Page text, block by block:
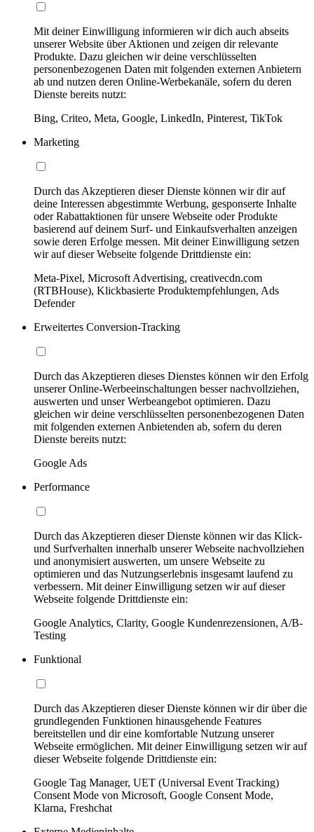
Mit deiner Einwilligung informieren wir dich auch abseits
unserer Website über Aktionen und zeigen dir relevante
Produkte. Dazu gleichen wir deine verschlüsselten
personenbezogenen Daten mit folgenden externen Anbietern
ab und nutzen deren Online-Werbekanäle, sofern du deren
Dienste bereits nutzt:
Bing, Criteo, Meta, Google, LinkedIn, Pinterest, TikTok
Marketing
Durch das Akzeptieren dieser Dienste können wir dir auf
deine Interessen abgestimmte Werbung, gesponserte Inhalte
oder Rabattaktionen für unsere Webseite oder Produkte
basierend auf deinem Surf- und Einkaufsverhalten anzeigen
sowie deren Erfolge messen. Mit deiner Einwilligung setzen
wir auf dieser Webseite folgende Drittdienste ein:
Meta-Pixel, Microsoft Advertising, creativecdn.com
(RTBHouse), Klickbasierte Produktempfehlungen, Ads
Defender
Erweitertes Conversion-Tracking
Durch das Akzeptieren dieses Dienstes können wir den Erfolg
unserer Online-Werbeeinschaltungen besser nachvollziehen,
auswerten und unser Werbeangebot optimieren. Dazu
gleichen wir deine verschlüsselten personenbezogenen Daten
mit folgenden externen Anbietenden ab, sofern du deren
Dienste bereits nutzt:
Google Ads
Performance
Durch das Akzeptieren dieser Dienste können wir das Klick-
und Surfverhalten innerhalb unserer Webseite nachvollziehen
und anonymisiert auswerten, um unsere Webseite zu
optimieren und das Nutzungserlebnis insgesamt laufend zu
verbessern. Mit deiner Einwilligung setzen wir auf dieser
Webseite folgende Drittdienste ein:
Google Analytics, Clarity, Google Kundenrezensionen, A/B-
Testing
Funktional
Durch das Akzeptieren dieser Dienste können wir dir über die
grundlegenden Funktionen hinausgehende Features
bereitstellen und dir eine komfortable Nutzung unserer
Webseite ermöglichen. Mit deiner Einwilligung setzen wir auf
dieser Webseite folgende Drittdienste ein:
Google Tag Manager, UET (Universal Event Tracking)
Consent Mode von Microsoft, Google Consent Mode,
Klarna, Freshchat